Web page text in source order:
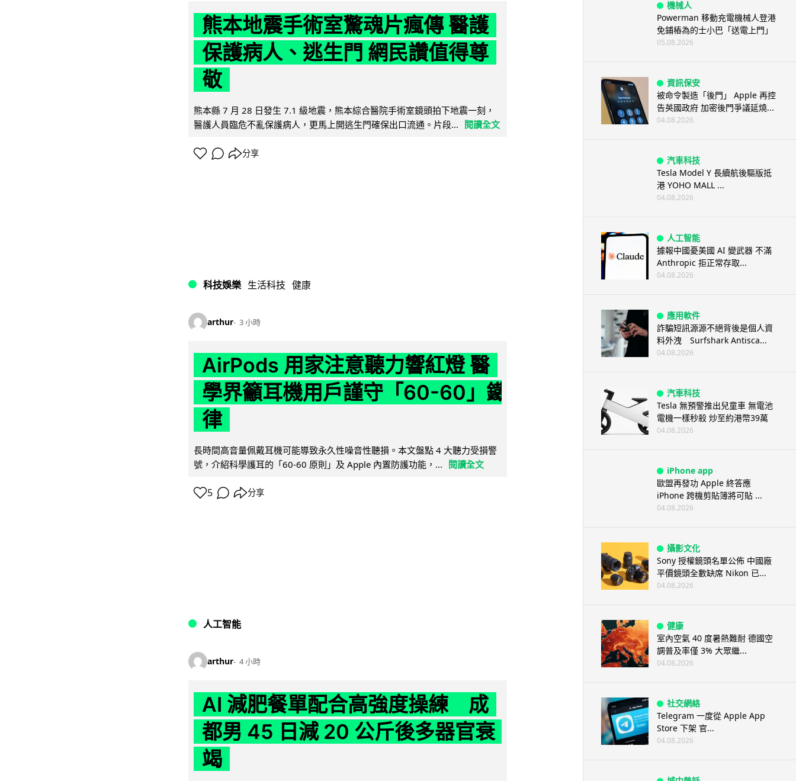
熊本地震手術室驚魂片瘋傳 醫護
保護病人、逃生門 網民讚值得尊
敬
熊本縣 7 月 28 日發生 7.1 級地震，熊本綜合醫院手術室鏡頭拍下地震一刻，
醫護人員臨危不亂保護病人，更馬上開逃生門確保出口流通。片段...
閱讀全文
分享
科技娛樂 生活科技 健康
arthur 3 小時
AirPods 用家注意聽力響紅燈 醫
學界籲耳機用戶謹守「60-60」鐵
律
長時間高音量佩戴耳機可能導致永久性噪音性聽損。本文盤點 4 大聽力受損警
號，介紹科學護耳的「60-60 原則」及 Apple 內置防護功能，... 閱讀全文
5 分享
人工智能
arthur 4 小時
AI 減肥餐單配合高強度操練 成
都男 45 日減 20 公斤後多器官衰
竭
機械人
Powerman 移動充電機械人登港
免鋪樁為的士小巴「送電上門」
05.08.2026
資訊保安
被命令製造「後門」 Apple 再控
告英國政府 加密後門爭議延燒...
04.08.2026
汽車科技
Tesla Model Y 長續航後驅版抵
港 YOHO MALL ...
04.08.2026
人工智能
據報中國憂美國 AI 變武器 不滿
Anthropic 拒正常存取...
04.08.2026
應用軟件
詐騙短訊源源不絕背後是個人資
料外洩 Surfshark Antisca...
04.08.2026
汽車科技
Tesla 無預警推出兒童車 無電池
電機一樣秒殺 炒至約港幣39萬
04.08.2026
iPhone app
歐盟再發功 Apple 終答應
iPhone 跨機剪貼簿將可貼 ...
04.08.2026
攝影文化
Sony 授權鏡頭名單公佈 中國廠
平價鏡頭全數缺席 Nikon 已...
04.08.2026
健康
室內空氣 40 度暑熱難耐 德國空
調普及率僅 3% 大眾繼...
04.08.2026
社交網絡
Telegram 一度從 Apple App
Store 下架 官...
04.08.2026